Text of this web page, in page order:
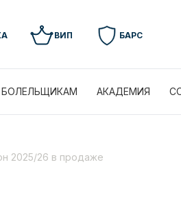
ВИП БАРС
БОЛЕЛЬЩИКАМ АКАДЕМИЯ
2025/26 в продаже